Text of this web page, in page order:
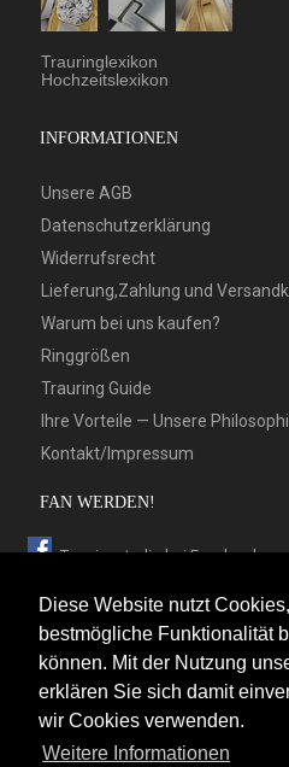
Diese Website nutzt
bestmögliche Funktionalität
können. Mit der Nutzung
erklären Sie sich damit
wir Cookies verwenden.
Weitere Informationen
Trauringlexikon
Hochzeitslexikon
INFORMATIONEN
Unsere AGB
Datenschutzerklärung
Widerrufsrecht
Lieferung,Zahlung und
Warum bei uns kaufen?
Ringgrößen
Trauring Guide
Ihre Vorteile — Unsere
Kontakt/Impressum
FAN WERDEN!
Trauringstudio bei Facebook
Trauringstudio bei Twitter
Trauringstudio bei Pinterest
Trauringstudio bei flickr